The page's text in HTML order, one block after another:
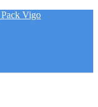
Vigo